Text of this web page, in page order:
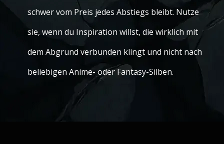
schwer vom Preis jedes Abstiegs bleibt. Nutze
sie, wenn du Inspiration willst, die wirklich mit
dem Abgrund verbunden klingt und nicht nach
beliebigen Anime- oder Fantasy-Silben.